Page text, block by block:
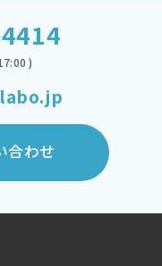
)
合わせ